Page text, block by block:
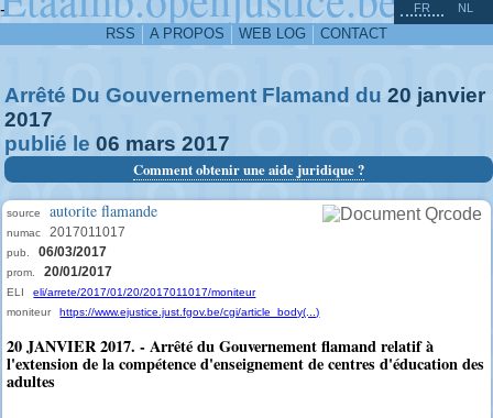
-
RSS A PROPOS WEB LOG CONTACT
FR NL
Arrêté Du Gouvernement Flamand du 20 janvier
2017
publié le 06 mars 2017
Comment obtenir une aide juridique ?
source autorite flamande
numac 2017011017
pub. 06/03/2017
prom. 20/01/2017
ELI
eli/arrete/2017/01/20/2017011017/moniteur
moniteur
https://www.ejustice.just.fgov.be/cgi/article_body(...)
20 JANVIER 2017. - Arrêté du Gouvernement flamand relatif à
l'extension de la compétence d'enseignement de centres d'éducation des
adultes
^